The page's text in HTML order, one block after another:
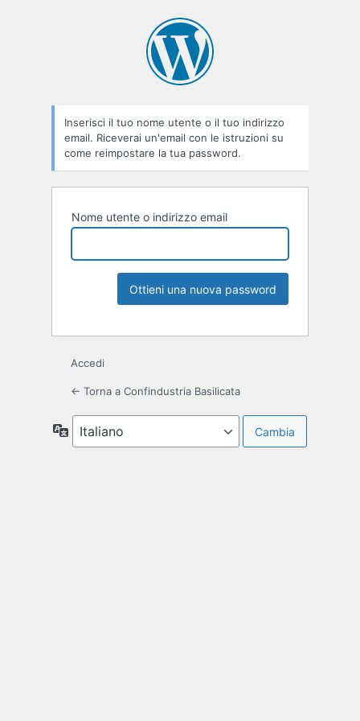
Inserisci il tuo nome utente o il tuo indirizzo
email. Riceverai un'email con le istruzioni su
come reimpostare la tua password.
Nome utente o indirizzo email
Accedi
← Torna a Confindustria Basilicata
Lingua